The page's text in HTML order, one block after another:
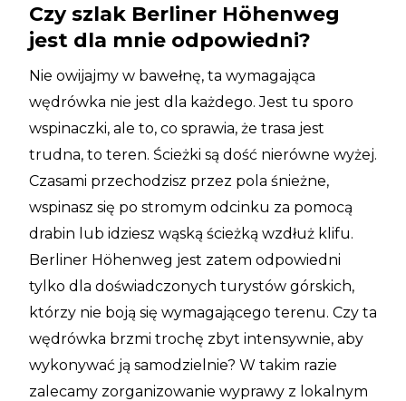
Czy szlak Berliner Höhenweg
jest dla mnie odpowiedni?
Nie owijajmy w bawełnę, ta wymagająca
wędrówka nie jest dla każdego. Jest tu sporo
wspinaczki, ale to, co sprawia, że trasa jest
trudna, to teren. Ścieżki są dość nierówne wyżej.
Czasami przechodzisz przez pola śnieżne,
wspinasz się po stromym odcinku za pomocą
drabin lub idziesz wąską ścieżką wzdłuż klifu.
Berliner Höhenweg jest zatem odpowiedni
tylko dla doświadczonych turystów górskich,
którzy nie boją się wymagającego terenu. Czy ta
wędrówka brzmi trochę zbyt intensywnie, aby
wykonywać ją samodzielnie? W takim razie
zalecamy zorganizowanie wyprawy z lokalnym